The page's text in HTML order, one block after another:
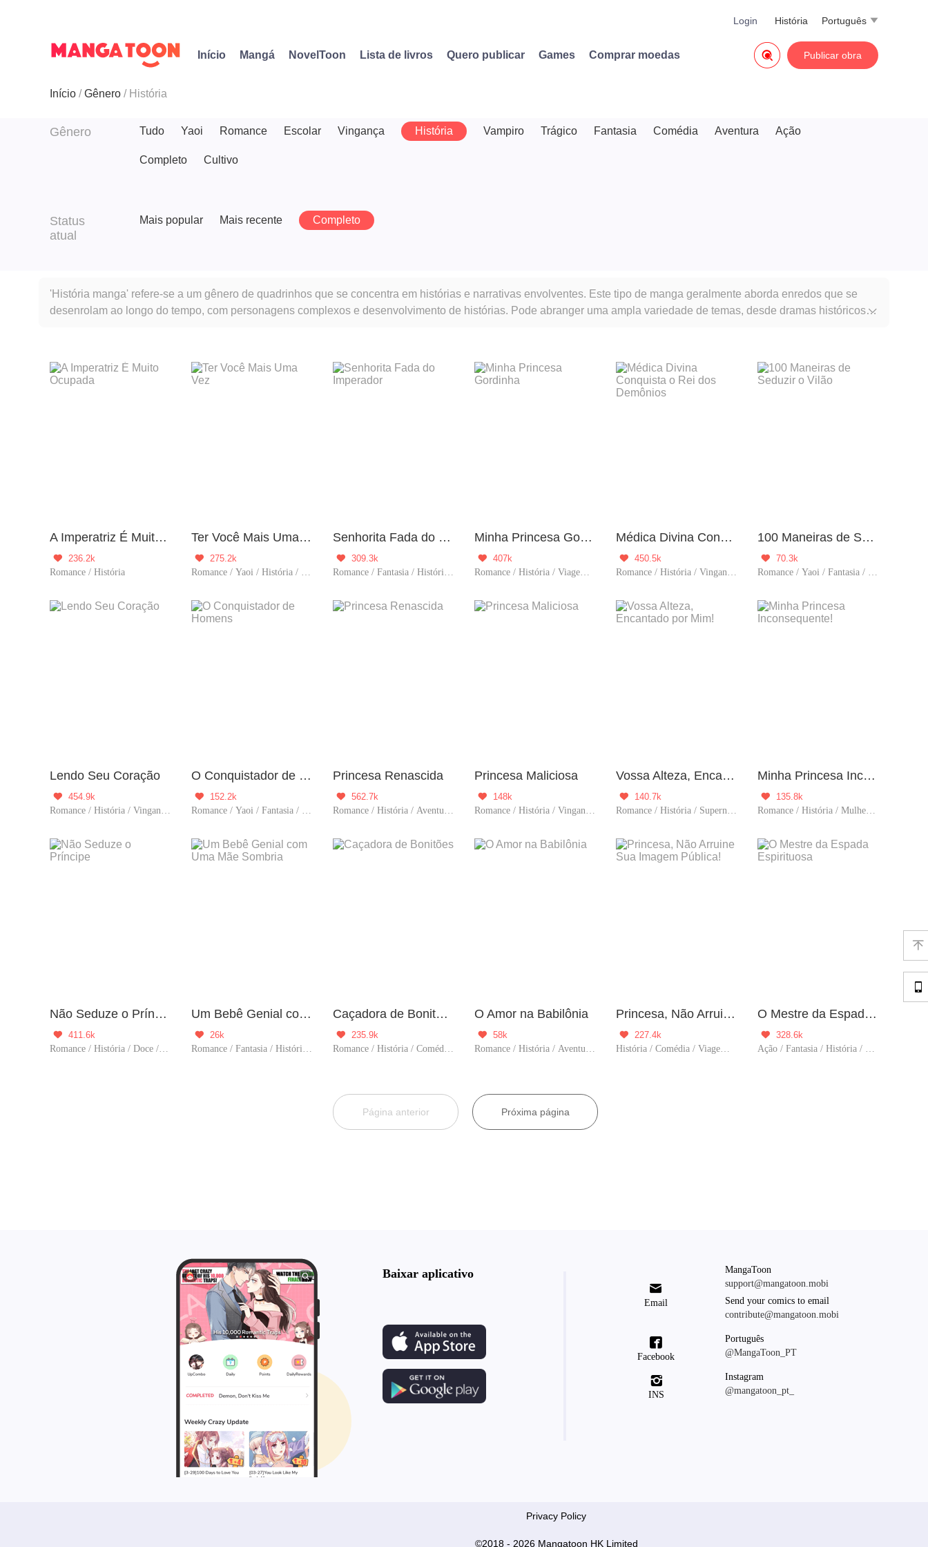
Português 
História
Login
Início Mangá NovelToon Lista de livros Quero publicar Games Comprar moedas Publicar obra

Início Gênero História
Gênero Tudo Yaoi Romance Escolar Vingança História Vampiro Trágico Fantasia Comédia Aventura Ação
Completo Cultivo
Status
atual
Mais popular Mais recente Completo
'História manga' refere-se a um gênero de quadrinhos que se concentra em histórias e narrativas envolventes. Este tipo de manga geralmente aborda enredos que se
desenrolam ao longo do tempo, com personagens complexos e desenvolvimento de histórias. Pode abranger uma ampla variedade de temas, desde dramas históricos a

A Imperatriz É Muito Ocupada

236.2k
Romance / História
Ter Você Mais Uma Vez

275.2k
Romance / Yaoi / História / Cultivo
Senhorita Fada do Imperador

309.3k
Romance / Fantasia / História / Comédia / Viagem no tempo
Minha Princesa Gordinha

407k
Romance / História / Viagem no tempo / Reencarnação / Predestinado / Contra-Ataque / Mulher poderosa
Médica Divina Conquista o Rei dos Demônios

450.5k
Romance / História / Vingança / Viagem no tempo
100 Maneiras de Seduzir o Vilão

70.3k
Romance / Yaoi / Fantasia / História / Comédia / BL / Doce / Reencarnação
Lendo Seu Coração

454.9k
Romance / História / Vingança / Reencarnação
O Conquistador de Homens

152.2k
Romance / Yaoi / Fantasia / História / Comédia / Viagem no tempo / BL / Harém
Princesa Renascida

562.7k
Romance / História / Aventura / Trágico / Vingança / Drama / Predestinado / Contra-Ataque / Possessivo / Fiel / Mulher poderosa
Princesa Maliciosa

148k
Romance / História / Vingança / Viagem no tempo
Vossa Alteza, Encantado por Mim!

140.7k
Romance / História / Supernatural / Reencarnação / Sistema
Minha Princesa Inconsequente!

135.8k
Romance / História / Mulher poderosa / Príncipe
Não Seduze o Príncipe

411.6k
Romance / História / Doce / Reencarnação / Princesa / Príncipe
Um Bebê Genial com Uma Mãe Sombria

26k
Romance / Fantasia / História / Doce / Reencarnação / Grávida
Caçadora de Bonitões

235.9k
Romance / História / Comédia / Viagem no tempo / Harém / Isekai / Mulher poderosa
O Amor na Babilônia

58k
Romance / História / Aventura / Viagem no tempo
Princesa, Não Arruine Sua Imagem Pública!

227.4k
História / Comédia / Viagem no tempo / Reencarnação / Mulher poderosa
O Mestre da Espada Espirituosa

328.6k
Ação / Fantasia / História / Aventura / Cultivo / Viagem no tempo / Contra-Ataque
Página anterior Próxima página

Baixar aplicativo

Email
MangaToon
support@mangatoon.mobi
Send your comics to email
contribute@mangatoon.mobi

Facebook
Português
@MangaToon_PT

INS
Instagram
@mangatoon_pt_
Privacy Policy
©2018 - 2026 Mangatoon HK Limited